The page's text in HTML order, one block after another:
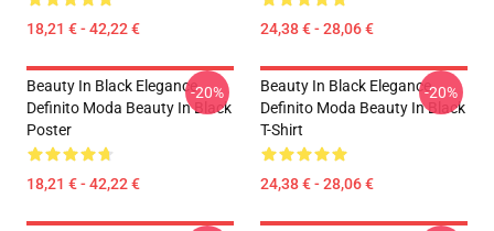
18,21 € - 42,22 € 24,38 € - 28,06 €
Beauty In Black Elegance
Definito Moda Beauty In Black
Poster
18,21 € - 42,22 €
-20%
Beauty In Black Elegance
Definito Moda Beauty In Black
T-Shirt
24,38 € - 28,06 €
-20%